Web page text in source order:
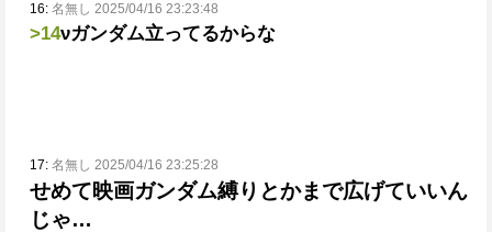
16: 名無し 2025/04/16 23:23:48
>14νガンダム立ってるからな
17: 名無し 2025/04/16 23:25:28
せめて映画ガンダム縛りとかまで広げていいん
じゃ…